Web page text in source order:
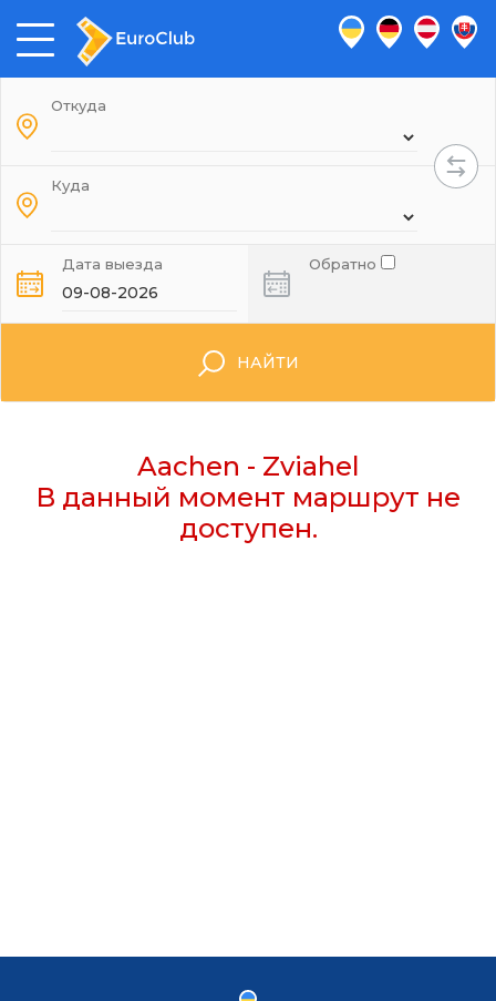
Откуда
Куда
Дата выезда Обратно
НАЙТИ
Aachen - Zviahel
В данный момент маршрут не
доступен.